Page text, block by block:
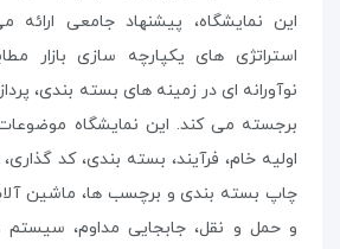
این نمایشگاه، پیشنهاد جامعی
استراتژی های یکپارچه سازی بازار
نوآورانه ای در زمینه های بسته بندی،
برجسته می کند. این نمایشگاه
اولیه خام، فرآیند، بسته بندی، کد
چاپ بسته بندی و برچسب ها، ماشین
و حمل و نقل، جابجایی مداوم، سیستم